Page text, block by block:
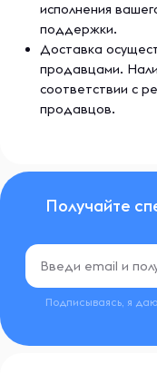
исполнения
поддержки.
Доставка
продавцами.
соответствии с
продавцов.
Получайте
Подписываясь, я